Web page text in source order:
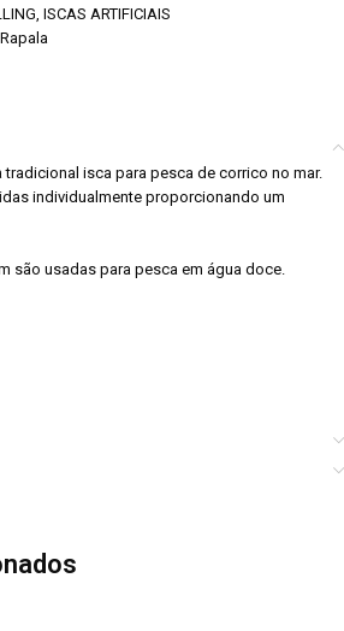
, ISCAS ARTIFICIAIS
Rapala
tradicional isca para pesca de corrico no mar.
individualmente proporcionando um
são usadas para pesca em água doce.